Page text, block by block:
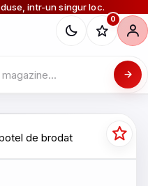
intr-un singur loc.
0